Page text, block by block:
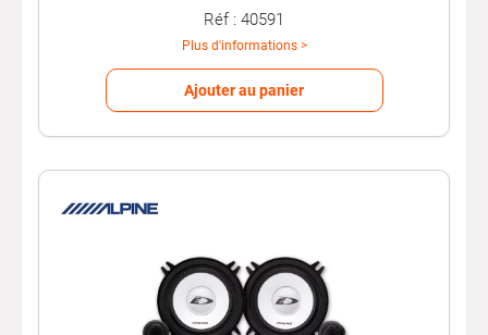
Réf : 40591
Plus d'informations >
Ajouter au panier